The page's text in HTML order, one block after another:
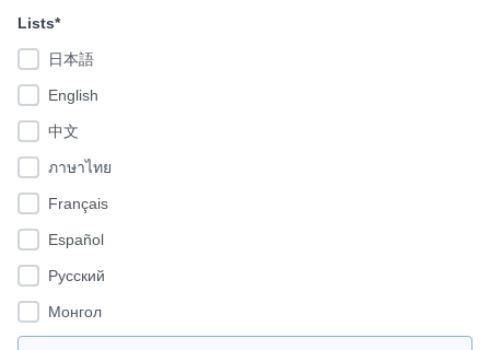
Lists*
日本語
English
中文
ภาษาไทย
Français
Español
Pусский
Монгол